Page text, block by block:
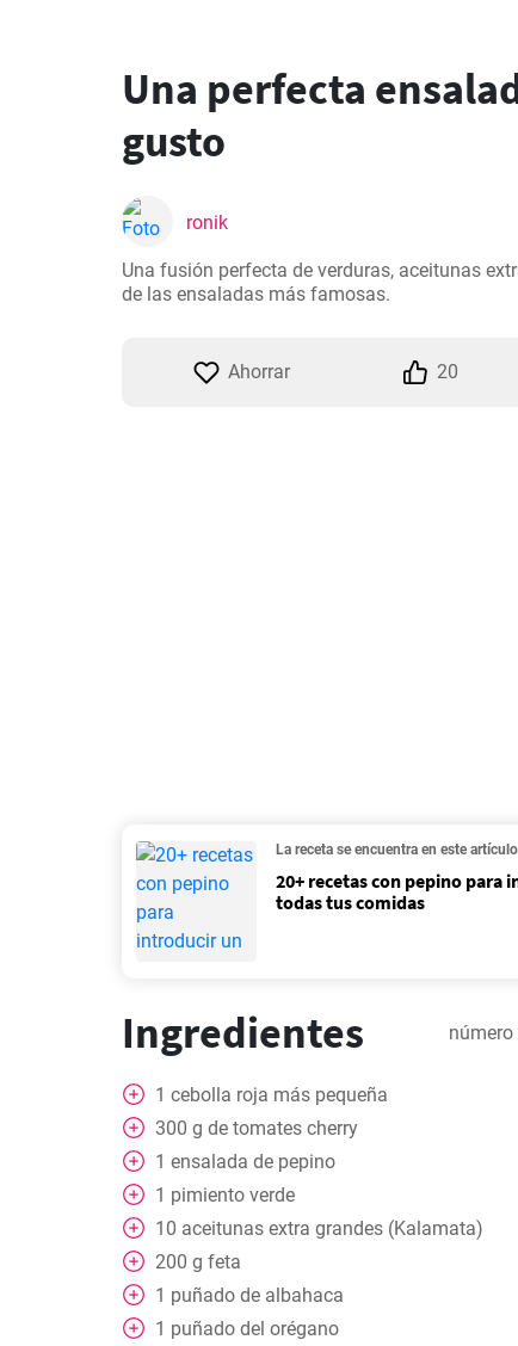
Una perfecta
gusto
ronik
Una fusión perfecta de verduras, aceitunas
de las ensaladas más famosas.
Ahorrar 20
La receta se encuentra en este artículo
20+ recetas con pepino para
todas tus comidas
Ingredientes
1 cebolla roja más pequeña
300 g de tomates cherry
1 ensalada de pepino
1 pimiento verde
10 aceitunas extra grandes (Kalamata)
200 g feta
1 puñado de albahaca
1 puñado del orégano